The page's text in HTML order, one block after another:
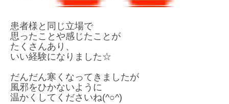
患者様と同じ立場で
思ったことや感じたことが
たくさんあり、
いい経験になりました☆
だんだん寒くなってきましたが
風邪をひかないように
温かくしてくださいね(^○^)